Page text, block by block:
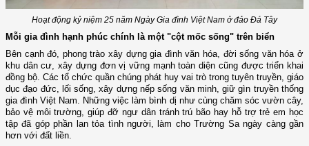
Hoạt động kỷ niệm 25 năm Ngày Gia đình Việt Nam ở đảo Đá Tây
Mỗi gia đình hạnh phúc chính là một "cột mốc sống" trên biển
Bên cạnh đó, phong trào xây dựng gia đình văn hóa, đời sống văn hóa ở
khu dân cư, xây dựng đơn vị vững mạnh toàn diện cũng được triển khai
đồng bộ. Các tổ chức quần chúng phát huy vai trò trong tuyên truyền, giáo
dục đạo đức, lối sống, xây dựng nếp sống văn minh, giữ gìn truyền thống
gia đình Việt Nam. Những việc làm bình dị như cùng chăm sóc vườn cây,
bảo vệ môi trường, giúp đỡ ngư dân tránh trú bão hay hỗ trợ trẻ em học
tập đã góp phần lan tỏa tình người, làm cho Trường Sa ngày càng gần
hơn với đất liền.